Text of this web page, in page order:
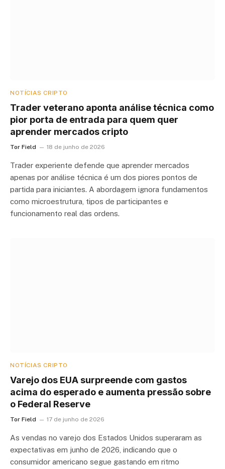
NOTÍCIAS CRIPTO
Trader veterano aponta análise técnica como
pior porta de entrada para quem quer
aprender mercados cripto
Tor Field 18 de junho de 2026
Trader experiente defende que aprender mercados
apenas por análise técnica é um dos piores pontos de
partida para iniciantes. A abordagem ignora fundamentos
como microestrutura, tipos de participantes e
funcionamento real das ordens.
NOTÍCIAS CRIPTO
Varejo dos EUA surpreende com gastos
acima do esperado e aumenta pressão sobre
o Federal Reserve
Tor Field 17 de junho de 2026
As vendas no varejo dos Estados Unidos superaram as
expectativas em junho de 2026, indicando que o
consumidor americano segue gastando em ritmo